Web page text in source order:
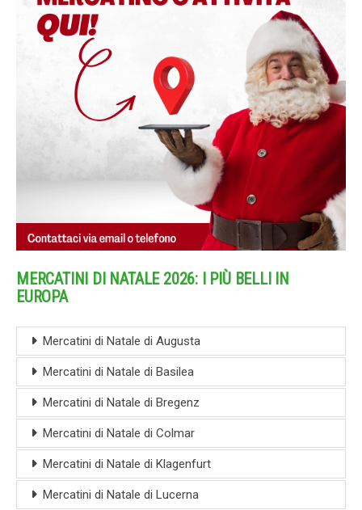
MERCATINI DI NATALE 2026: I PIÙ BELLI IN
EUROPA
Mercatini di Natale di Augusta
Mercatini di Natale di Basilea
Mercatini di Natale di Bregenz
Mercatini di Natale di Colmar
Mercatini di Natale di Klagenfurt
Mercatini di Natale di Lucerna